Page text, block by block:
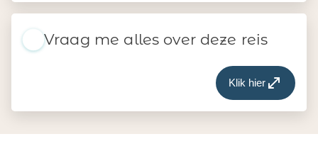
Vraag me alles over deze reis
Klik hier